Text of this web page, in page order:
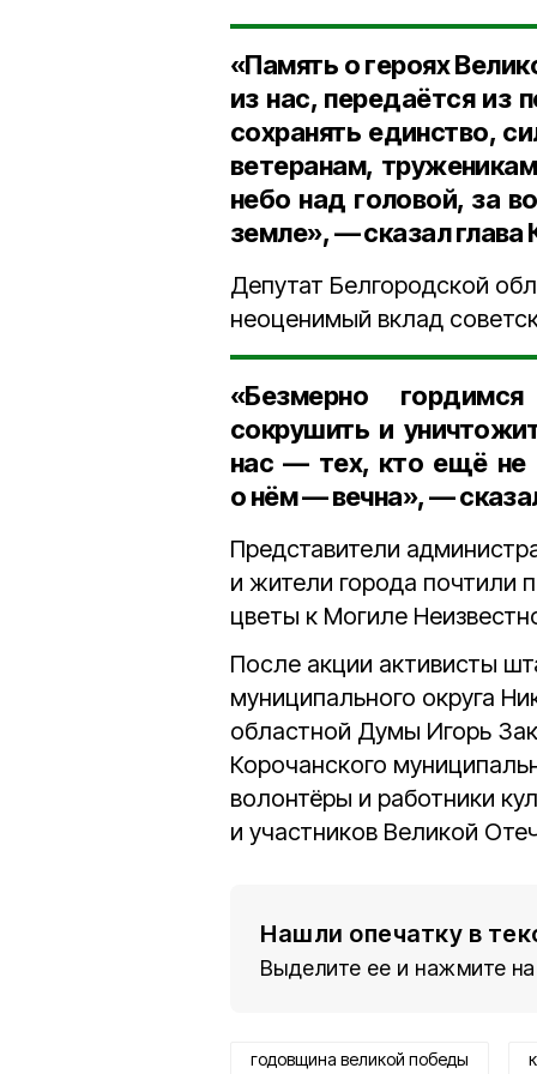
«Память о героях
из нас, передаётся из
сохранять единство,
ветеранам,
небо над головой, за
земле», — сказал глава
Депутат Белгородской
неоценимый вклад
«Безмерно
сокрушить и
нас — тех, кто ещё не
о нём — вечна», —
Представители
и жители города почтили
цветы к Могиле
После акции активисты
муниципального округа
областной Думы Игорь
Корочанского
волонтёры и работники
и участников Великой
Нашли опечатку в
Выделите ее и нажмите на
годовщина великой победы